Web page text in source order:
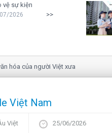
vệ sự kiện
2026 >>
của người Việt xưa
Việt Nam
Việt 25/06/2026